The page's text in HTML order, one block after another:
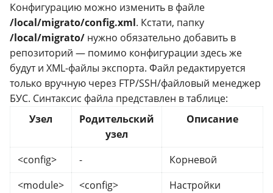
Конфигурацию можно изменить в файле
/local/migrato/config.xml. Кстати, папку
/local/migrato/ нужно обязательно добавить в
репозиторий — помимо конфигурации здесь же
будут и XML-файлы экспорта. Файл редактируется
только вручную через FTP/SSH/файловый менеджер
БУС. Синтаксис файла представлен в таблице:
Узел
Родительский
узел
Описание
<config> -
Корневой
<module>
<config>
Настройки